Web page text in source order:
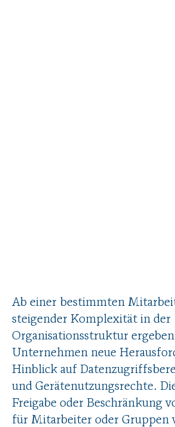
Ab einer bestimmten
steigender Komplexität in der
Organisationsstruktur
Unternehmen neue
Hinblick auf
und Gerätenutzungsrechte.
Freigabe oder Beschränkung
für Mitarbeiter oder Gruppen